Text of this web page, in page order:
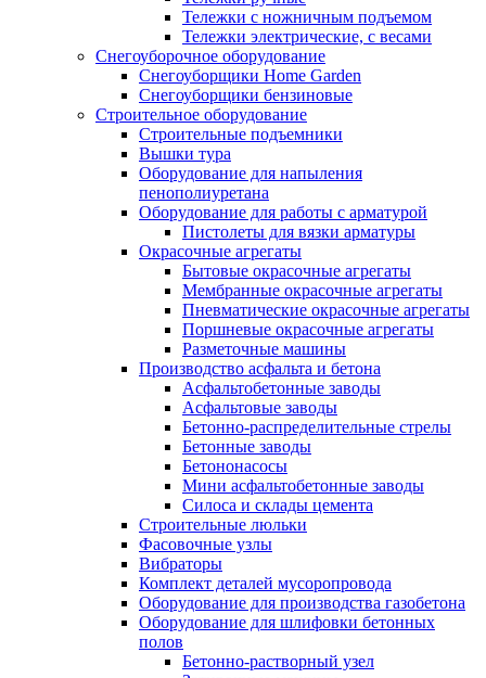
Тележки с ножничным подъемом
Тележки электрические, с весами
Снегоуборочное оборудование
Снегоуборщики Home Garden
Снегоуборщики бензиновые
Строительное оборудование
Cтроительные подъемники
Вышки тура
Оборудование для напыления
пенополиуретана
Оборудование для работы с арматурой
Пистолеты для вязки арматуры
Окрасочные агрегаты
Бытовые окрасочные агрегаты
Мембранные окрасочные агрегаты
Пневматические окрасочные агрегаты
Поршневые окрасочные агрегаты
Разметочные машины
Производство асфальта и бетона
Асфальтобетонные заводы
Асфальтовые заводы
Бетонно-распределительные стрелы
Бетонные заводы
Бетононасосы
Мини асфальтобетонные заводы
Силоса и склады цемента
Строительные люльки
Фасовочные узлы
Вибраторы
Комплект деталей мусоропровода
Оборудование для производства газобетона
Оборудование для шлифовки бетонных
полов
Бетонно-растворный узел